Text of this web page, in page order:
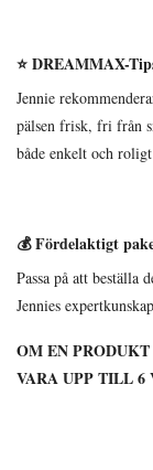
⭐DREAMMAX-
Jennie
pälsen frisk, fri från
både enkelt och
💰Fördelaktigt
Passa på att
Jennies
OM EN
VARA UPP TILL 6